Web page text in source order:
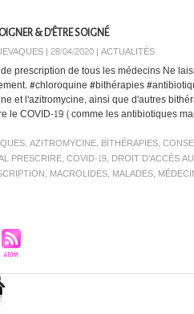
& D'ÊTRE SOIGNÉ
| 28/04/2020 | ACTUALITÉS
prescription de tous les médecins Ne
#chloroquine #bithérapies
et l'azitromycine, ainsi que d'autres
le COVID-19 (comme les antibiotiques
, AZITROMYCINE, BITHÉRAPIES,
PRESCRIRE, COVID-19, DROIT D'ACCÈS
, MACROLIDES, MALADES,